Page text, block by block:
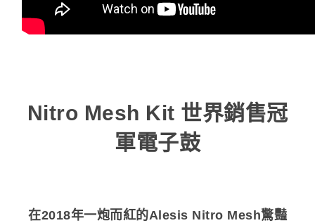
Nitro Mesh Kit 世界銷售冠
軍電子鼓
在2018年一炮而紅的Alesis Nitro Mesh驚豔